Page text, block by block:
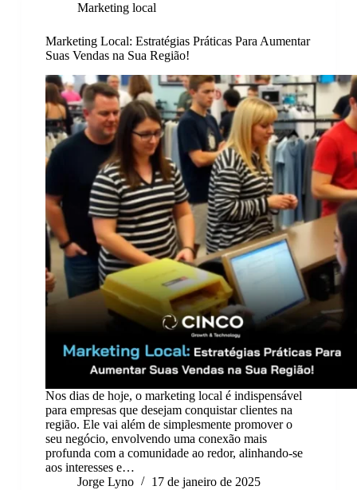
Marketing local
Marketing Local: Estratégias Práticas Para Aumentar
Suas Vendas na Sua Região!
Nos dias de hoje, o marketing local é indispensável
para empresas que desejam conquistar clientes na
região. Ele vai além de simplesmente promover o
seu negócio, envolvendo uma conexão mais
profunda com a comunidade ao redor, alinhando-se
aos interesses e…
Jorge Lyno
17 de janeiro de 2025